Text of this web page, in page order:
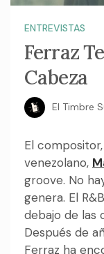
ENTREVISTAS
Ferraz
Cabeza
El Timbre
El
venezolano,
groove. No
genera. El
debajo de las
Después de
Ferraz ha